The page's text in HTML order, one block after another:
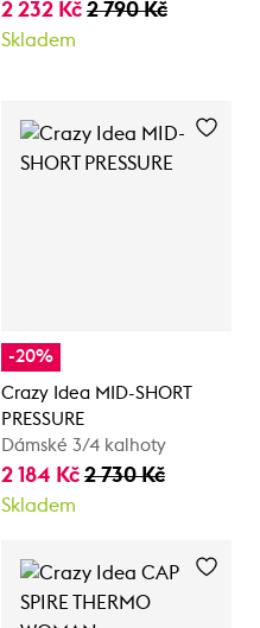
2 232 Kč 2 790 Kč
Skladem
-20%
Crazy Idea MID-SHORT
PRESSURE
Dámské 3/4 kalhoty
2 184 Kč 2 730 Kč
Skladem